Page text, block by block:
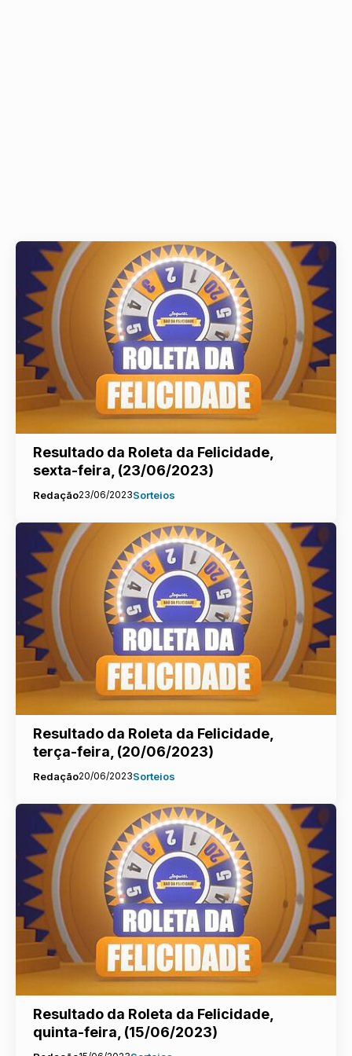
Resultado da Roleta da Felicidade,
sexta-feira, (23/06/2023)
Redação23/06/2023Sorteios
Resultado da Roleta da Felicidade,
terça-feira, (20/06/2023)
Redação20/06/2023Sorteios
Resultado da Roleta da Felicidade,
quinta-feira, (15/06/2023)